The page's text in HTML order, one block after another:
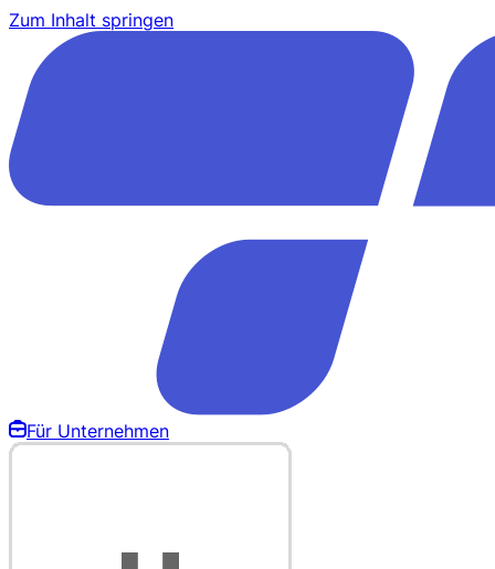
Zum Inhalt springen
Für Unternehmen